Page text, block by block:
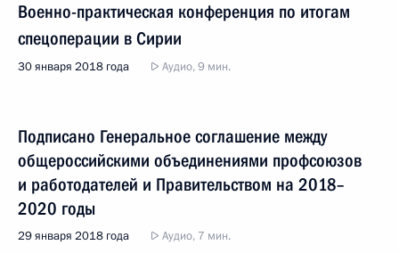
Военно-практическая конференция по итогам
спецоперации в Сирии
30 января 2018 года Аудио, 9 мин.
Подписано Генеральное соглашение между
общероссийскими объединениями профсоюзов
и работодателей и Правительством на 2018–
2020 годы
29 января 2018 года Аудио, 7 мин.